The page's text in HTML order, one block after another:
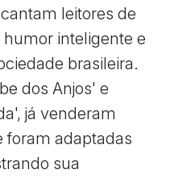
leitores de
inteligente e
brasileira.
dos Anjos' e
já venderam
foram adaptadas
sua